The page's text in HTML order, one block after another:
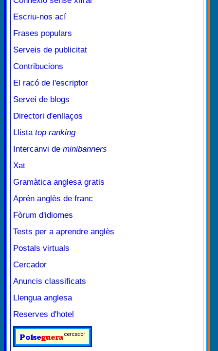
Escriu-nos ací
Frases populars
Serveis de publicitat
Contribucions
El racó de l'escriptor
Servei de blogs
Directori d'enllaços
Llista top ranking
Intercanvi de minibanners
Xat
Gramàtica anglesa gratis
Aprén anglès de franc
Fòrum d'idiomes
Tests per a aprendre anglès
Postals virtuals
Cercador
Anuncis classificats
Llengua anglesa
Reserves d'hotel